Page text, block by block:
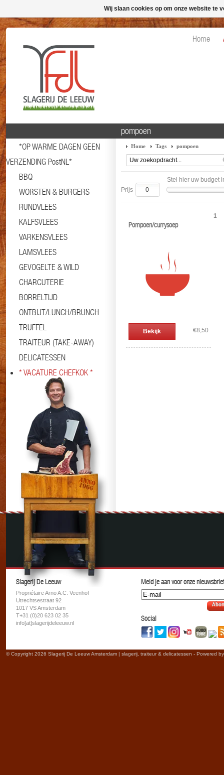
Home
*OP WARME DAGEN GEEN
VERZENDING PostNL*
BBQ
WORSTEN & BURGERS
RUNDVLEES
KALFSVLEES
VARKENSVLEES
LAMSVLEES
GEVOGELTE & WILD
CHARCUTERIE
BORRELTIJD
ONTBIJT/LUNCH/BRUNCH
TRUFFEL
TRAITEUR (TAKE-AWAY)
DELICATESSEN
* VACATURE CHEFKOK *
pompoen
Home Tags pompoen
Stel hier uw budget
Prijs
Pompoen/currysoep
Bekijk €8,50
1
Slagerij De Leeuw
Propriétaire Arno A.C. Veenhof
Utrechtsestraat 92
1017 VS Amsterdam
T+31 (0)20 623 02 35
info[at]slagerijdeleeuw.nl
Meld je aan voor onze
Social
© Copyright 2026 Slagerij De Leeuw Amsterdam | slagerij, traiteur & delicatessen - Powered
Wij slaan cookies op om onze website te